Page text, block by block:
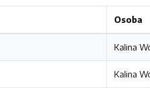
Osoba
Kalina
Kalina